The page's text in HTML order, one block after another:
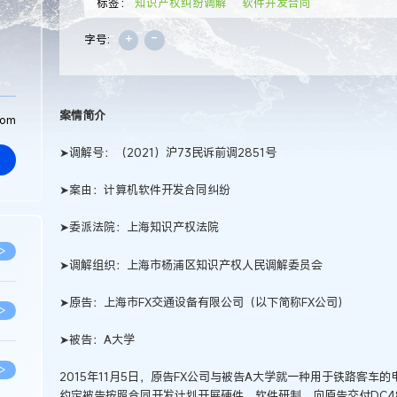
字号: + -
案情简介
➤调解号：（2021）沪73民诉前调2851号
➤案由：计算机软件开发合同纠纷
➤委派法院：上海知识产权法院
➤调解组织：上海市杨浦区知识产权人民调解委员会
➤原告：上海市FX交通设备有限公司（以下简称FX公司）
➤被告：A大学
2015年11月5日，原告FX公司与被告A大学就一种用于铁路客车